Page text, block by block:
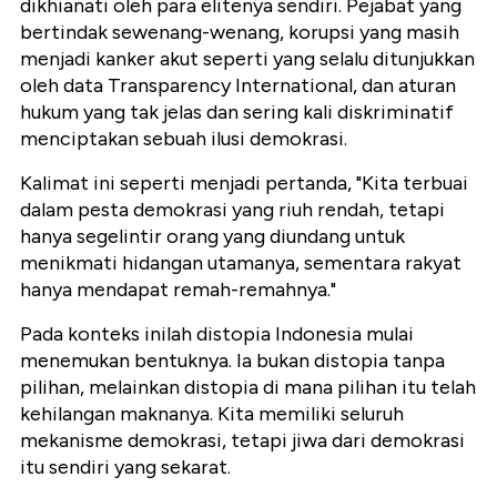
dikhianati oleh para elitenya sendiri. Pejabat yang
bertindak sewenang-wenang, korupsi yang masih
menjadi kanker akut seperti yang selalu ditunjukkan
oleh data Transparency International, dan aturan
hukum yang tak jelas dan sering kali diskriminatif
menciptakan sebuah ilusi demokrasi.
Kalimat ini seperti menjadi pertanda, "Kita terbuai
dalam pesta demokrasi yang riuh rendah, tetapi
hanya segelintir orang yang diundang untuk
menikmati hidangan utamanya, sementara rakyat
hanya mendapat remah-remahnya."
Pada konteks inilah distopia Indonesia mulai
menemukan bentuknya. Ia bukan distopia tanpa
pilihan, melainkan distopia di mana pilihan itu telah
kehilangan maknanya. Kita memiliki seluruh
mekanisme demokrasi, tetapi jiwa dari demokrasi
itu sendiri yang sekarat.